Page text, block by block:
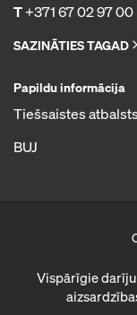
T+371 67 02 97 00
SAZINĀTIES TAGAD
Papildu informācija
Tiešsaistes
BUJ
Vispārīgie